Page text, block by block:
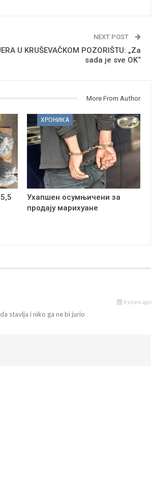
NEXT POST
U KRUŠEVAČKOM POZORIŠTU: „Za
sada je sve OK“
More From Author
ХРОНИКА
Ухапшен осумњичени за
продају марихуане
6 years ago
stavlja i niko ga ne bi jurio